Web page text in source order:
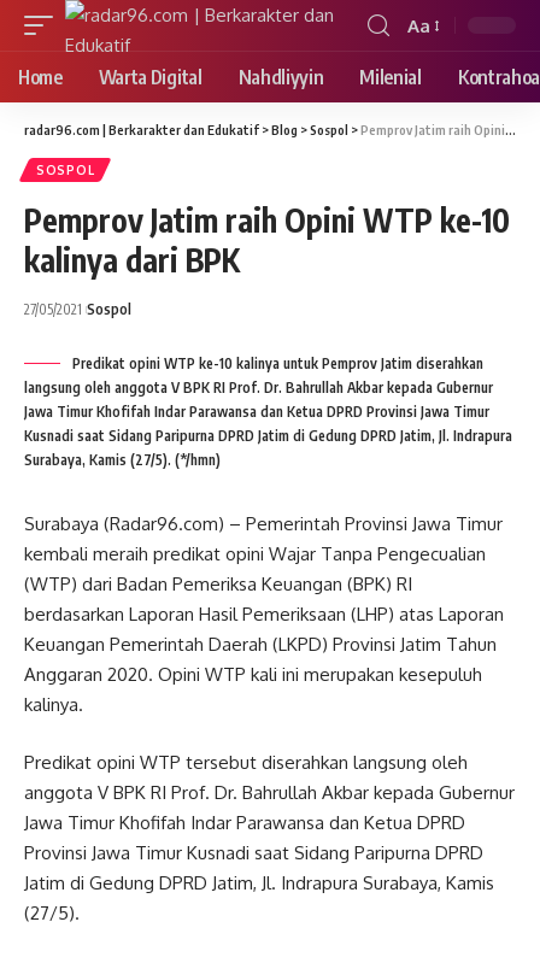
Font
Resizer
Aa
Home Warta Digital Nahdliyyin Milenial
radar96.com | Berkarakter dan Edukatif >Blog >Sospol >Pemprov Jatim raih Opini WTP ke-10 kalinya dari BPK
SOSPOL
Pemprov Jatim raih Opini WTP ke-10
kalinya dari BPK
27/05/2021 Sospol
Predikat opini WTP ke-10 kalinya untuk Pemprov Jatim diserahkan
langsung oleh anggota V BPK RI Prof. Dr. Bahrullah Akbar kepada Gubernur
Jawa Timur Khofifah Indar Parawansa dan Ketua DPRD Provinsi Jawa Timur
Kusnadi saat Sidang Paripurna DPRD Jatim di Gedung DPRD Jatim, Jl. Indrapura
Surabaya, Kamis (27/5). (*/hmn)
Surabaya (Radar96.com) – Pemerintah Provinsi Jawa Timur
kembali meraih predikat opini Wajar Tanpa Pengecualian
(WTP) dari Badan Pemeriksa Keuangan (BPK) RI
berdasarkan Laporan Hasil Pemeriksaan (LHP) atas Laporan
Keuangan Pemerintah Daerah (LKPD) Provinsi Jatim Tahun
Anggaran 2020. Opini WTP kali ini merupakan kesepuluh
kalinya.
Predikat opini WTP tersebut diserahkan langsung oleh
anggota V BPK RI Prof. Dr. Bahrullah Akbar kepada Gubernur
Jawa Timur Khofifah Indar Parawansa dan Ketua DPRD
Provinsi Jawa Timur Kusnadi saat Sidang Paripurna DPRD
Jatim di Gedung DPRD Jatim, Jl. Indrapura Surabaya, Kamis
(27/5).